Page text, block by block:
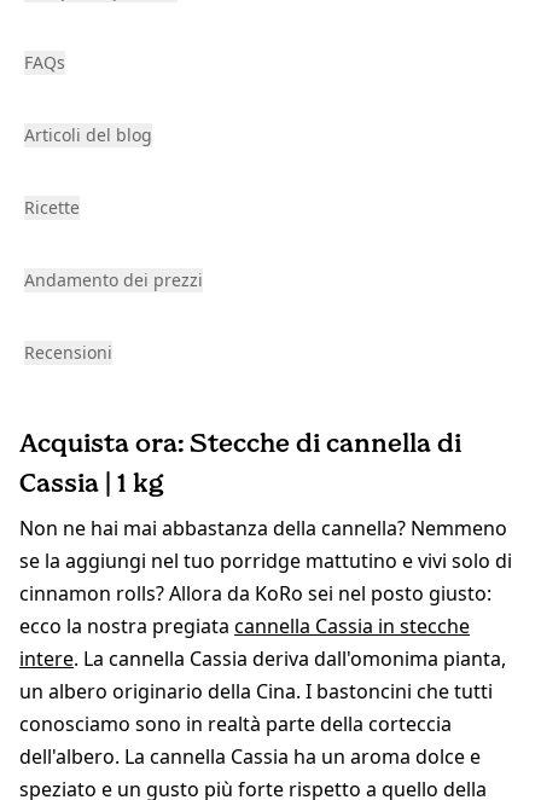
FAQs
Articoli del blog
Ricette
Andamento dei prezzi
Recensioni
Acquista ora: Stecche di cannella di
Cassia | 1 kg
Non ne hai mai abbastanza della cannella? Nemmeno
se la aggiungi nel tuo porridge mattutino e vivi solo di
cinnamon rolls? Allora da KoRo sei nel posto giusto:
ecco la nostra pregiata cannella Cassia in stecche
intere. La cannella Cassia deriva dall'omonima pianta,
un albero originario della Cina. I bastoncini che tutti
conosciamo sono in realtà parte della corteccia
dell'albero. La cannella Cassia ha un aroma dolce e
speziato e un gusto più forte rispetto a quello della